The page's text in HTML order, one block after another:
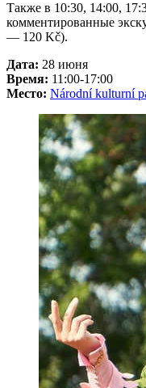
Также в 10:30, 14:00,
комментированные
— 120 Kč).
Дата: 28 июня
Время: 11:00-17:00
Место: Národní kulturní